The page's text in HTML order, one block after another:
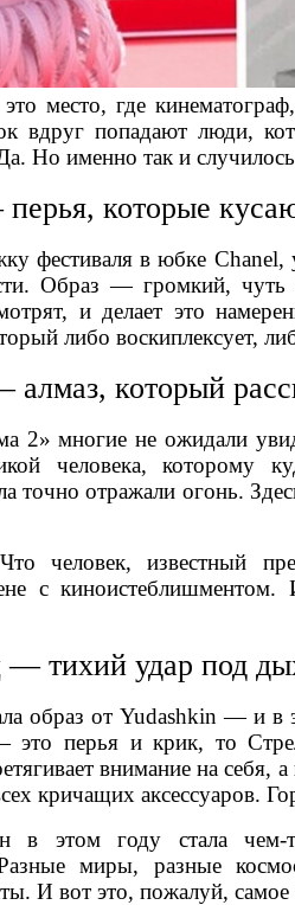
место, где
вдруг попадают люди,
Но именно так и
которые
фестиваля в юбке Chanel,
Образ — громкий,
и делает это
либо воскиплексует,
который
2» многие не ожидали
человека, которому
точно отражали огонь.
человек, известный
с
— тихий удар под
образ от Yudashkin — и в
это перья и крик, то
внимание на себя,
кричащих аксессуаров.
в этом году стала чем-
Разные миры, разные
И вот это, пожалуй, самое